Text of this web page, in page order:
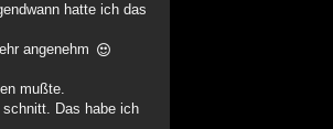
hatte ich das
angenehm
mußte.
schnitt. Das habe ich